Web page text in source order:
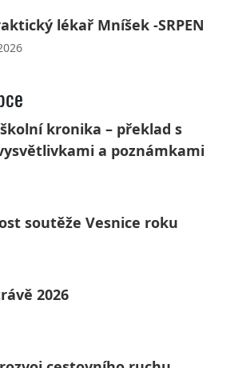
lékař Mníšek -SRPEN
kronika – překlad s
a poznámkami
soutěže Vesnice roku
2026